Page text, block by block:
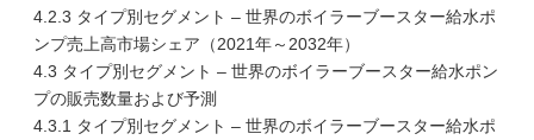
4.2.3 タイプ別セグメント – 世界のボイラーブースター給水ポ
ンプ売上高市場シェア（2021年～2032年）
4.3 タイプ別セグメント – 世界のボイラーブースター給水ポン
プの販売数量および予測
4.3.1 タイプ別セグメント – 世界のボイラーブースター給水ポ